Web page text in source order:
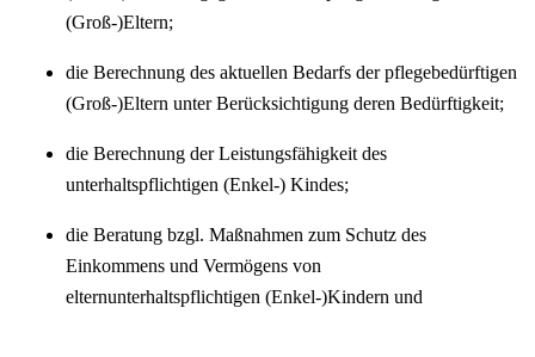
(Groß-)Eltern;
die Berechnung des aktuellen Bedarfs der pflegebedürftigen
(Groß-)Eltern unter Berücksichtigung deren Bedürftigkeit;
die Berechnung der Leistungsfähigkeit des
unterhaltspflichtigen (Enkel-) Kindes;
die Beratung bzgl. Maßnahmen zum Schutz des
Einkommens und Vermögens von
elternunterhaltspflichtigen (Enkel-)Kindern und